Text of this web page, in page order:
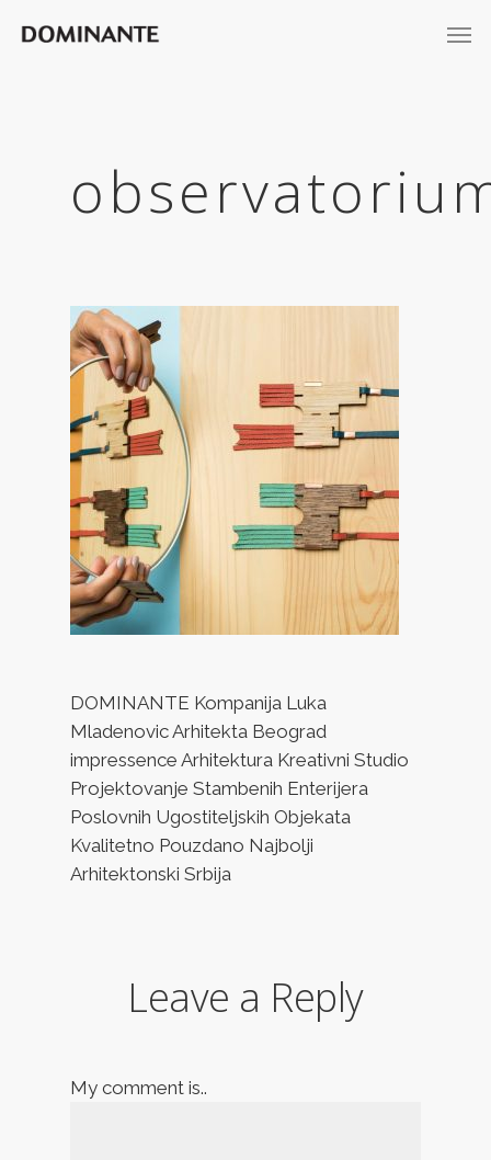
DOMINANTE Kompanija Luka
Mladenovic Arhitekta Beograd
impressence Arhitektura Kreativni Studio
Projektovanje Stambenih Enterijera
Poslovnih Ugostiteljskih Objekata
Kvalitetno Pouzdano Najbolji
Arhitektonski Srbija
Leave a Reply
My comment is..